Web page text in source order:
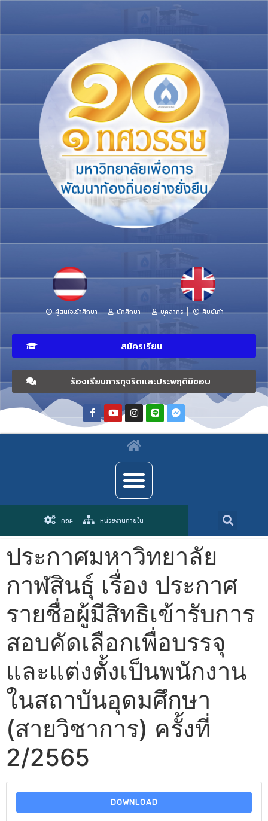
ผู้สนใจเข้าศึกษา นักศึกษา บุคลากร ศิษย์เก่า
สมัครเรียน
ร้องเรียนการทุจริตและประพฤติมิชอบ
คณะ หน่วยงานภายใน
ประกาศมหาวิทยาลัย
กาฬสินธุ์ เรื่อง ประกาศ
รายชื่อผู้มีสิทธิเข้ารับการ
สอบคัดเลือกเพื่อบรรจุ
และแต่งตั้งเป็นพนักงาน
ในสถาบันอุดมศึกษา
(สายวิชาการ) ครั้งที่
2/2565
DOWNLOAD